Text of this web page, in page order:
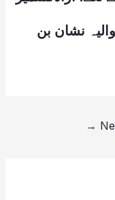
نشان بن
→